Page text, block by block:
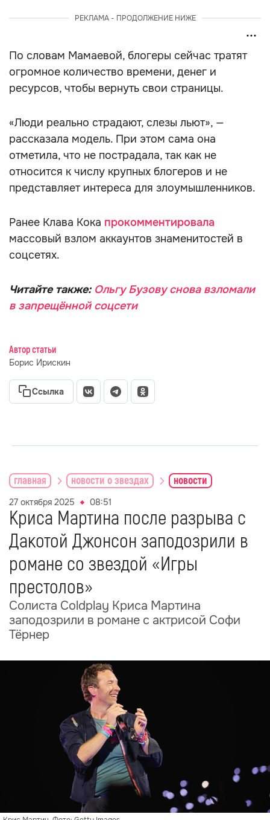
РЕКЛАМА - ПРОДОЛЖЕНИЕ НИЖЕ
По словам Мамаевой, блогеры сейчас тратят
огромное количество времени, денег и
ресурсов, чтобы вернуть свои страницы.
«Люди реально страдают, слезы льют», —
рассказала модель. При этом сама она
отметила, что не пострадала, так как не
относится к числу крупных блогеров и не
представляет интереса для злоумышленников.
Ранее Клава Кока прокомментировала
массовый взлом аккаунтов знаменитостей в
соцсетях.
Читайте также: Ольгу Бузову снова взломали
в запрещённой соцсети
Автор статьи
Борис Ирискин
Ссылка
главная новости о звездах новости
27 октября 2025 08:51
Криса Мартина после разрыва с
Дакотой Джонсон заподозрили в
романе со звездой «Игры
престолов»
Солиста Coldplay Криса Мартина
заподозрили в романе с актрисой Софи
Тёрнер